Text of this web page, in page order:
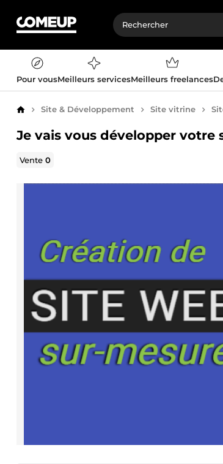
Pour vousMeilleurs servicesMeilleurs freelances
AccueilSite & Développement Site vitrine
Je vais vous développer votre
Vente0